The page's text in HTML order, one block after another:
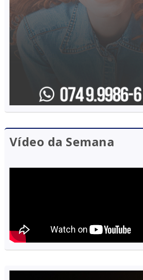
Vídeo da Semana